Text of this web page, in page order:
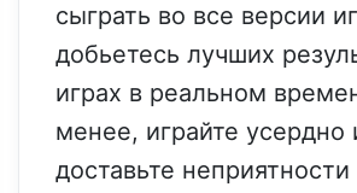
сыграть во все версии
добьетесь лучших
играх в реальном
менее, играйте усердно
доставьте